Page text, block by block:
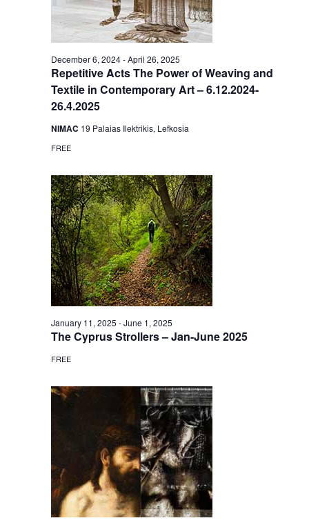
Repetitive Acts The Power of Weaving and
Textile in Contemporary Art – 6.12.2024-
26.4.2025
December 6, 2024-April 26, 2025
NIMAC 19 Palaias Ilektrikis, Lefkosia
FREE
The Cyprus Strollers – Jan-June 2025
January 11, 2025 -June 1, 2025
FREE